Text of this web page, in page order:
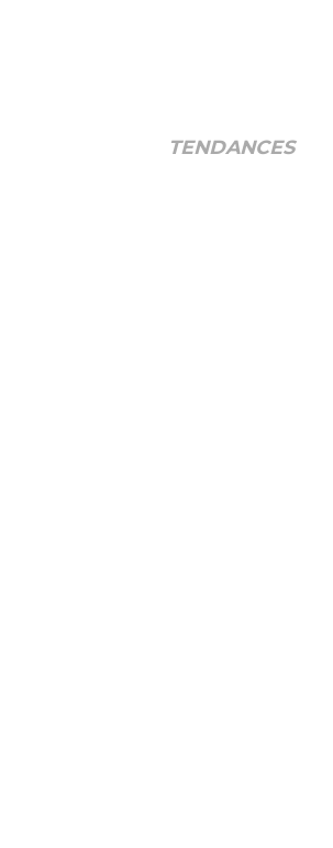
TENDANCES